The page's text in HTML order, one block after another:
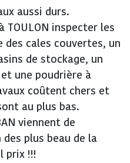
aussi durs.
TOULON inspecter les
cales couvertes, un
de stockage, un
une poudrière à
coûtent chers et
au plus bas.
viennent de
plus beau de la
prix !!!